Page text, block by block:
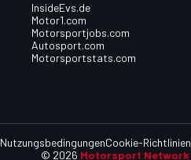
InsideEvs.de
Motor1.com
Motorsportjobs.com
Autosport.com
Motorsportstats.com
© 2026 Motorsport Network
NutzungsbedingungenCookie-Richtlinien